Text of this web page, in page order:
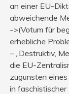
an einer EU-
abweichende
->(Votum für
erhebliche
– „Destruktiv,
die EU-
zugunsten
in faschistischer